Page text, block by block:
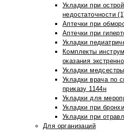
Укладки при
недостаточности
Аптечки при
Аптечки при
Укладки
Комплекты
оказания
Укладки
Укладки врача по
приказу 1144н
Укладки для
Укладки при
Укладки при
Для организаций